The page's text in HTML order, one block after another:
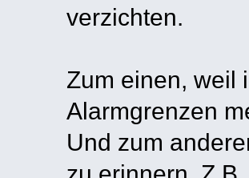
verzichten.
Zum einen, weil
Alarmgrenzen
Und zum